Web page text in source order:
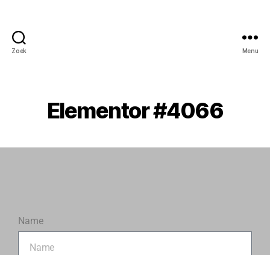
Zoek Menu
Elementor #4066
Name